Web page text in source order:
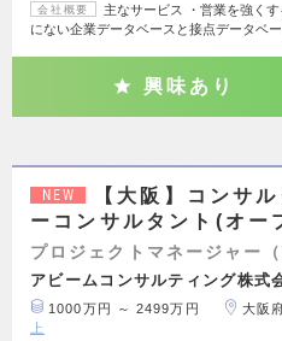
会社概要
主なサービス ・営業を強く
にない企業データベースと接点データベ
興味あり
NEW
【大阪】コンサ
ーコンサルタント(オー
プロジェクトマネージャー
アビームコンサルティング株式
1000万円 ～ 2499万円 大阪
上